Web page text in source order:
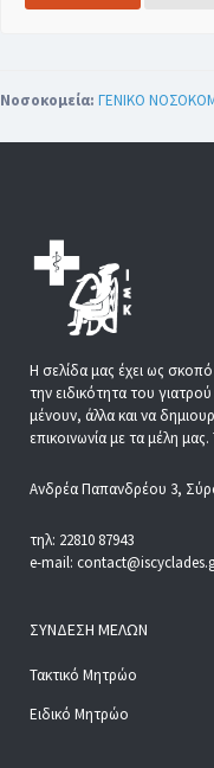
Νοσοκομεία: ΓΕΝΙΚΟ
Η σελίδα μας έχει ως
την ειδικότητα του
μένουν, άλλα και να
επικοινωνία με τα μέλη
Ανδρέα Παπανδρέου 3,
τηλ: 22810 87943
e-mail:
ΣΎΝΔΕΣΗ ΜΕΛΏΝ
Τακτικό Μητρώο
Ειδικό Μητρώο